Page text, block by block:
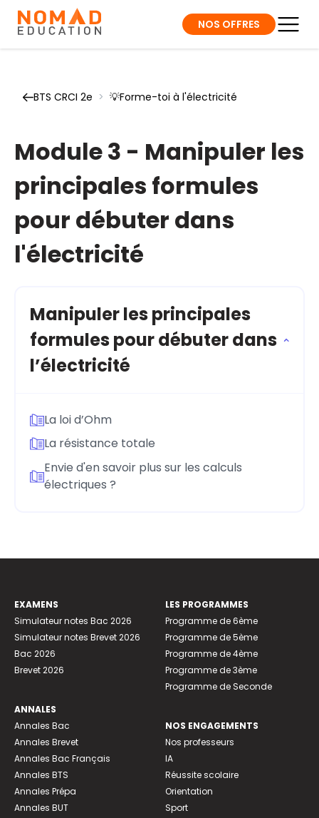
NOS OFFRES
BTS CRCI 2e > 💡Forme-toi à l'électricité
Module 3 - Manipuler les
principales formules
pour débuter dans
l'électricité
Manipuler les principales
formules pour débuter dans
l’électricité
La loi d’Ohm
La résistance totale
Envie d'en savoir plus sur les calculs
électriques ?
EXAMENS
Simulateur notes Bac 2026
Simulateur notes Brevet 2026
Bac 2026
Brevet 2026
ANNALES
Annales Bac
Annales Brevet
Annales Bac Français
Annales BTS
Annales Prépa
Annales BUT
LES PROGRAMMES
Programme de 6ème
Programme de 5ème
Programme de 4ème
Programme de 3ème
Programme de Seconde
NOS ENGAGEMENTS
Nos professeurs
IA
Réussite scolaire
Orientation
Sport